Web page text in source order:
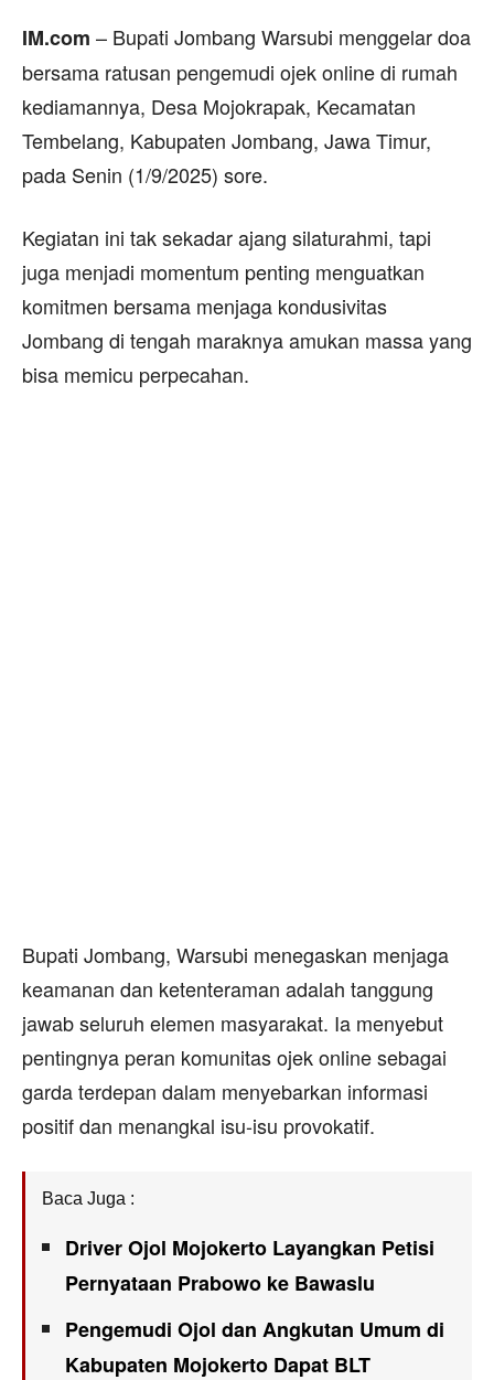
IM.com – Bupati Jombang Warsubi menggelar doa
bersama ratusan pengemudi ojek online di rumah
kediamannya, Desa Mojokrapak, Kecamatan
Tembelang, Kabupaten Jombang, Jawa Timur,
pada Senin (1/9/2025) sore.
Kegiatan ini tak sekadar ajang silaturahmi, tapi
juga menjadi momentum penting menguatkan
komitmen bersama menjaga kondusivitas
Jombang di tengah maraknya amukan massa yang
bisa memicu perpecahan.
Bupati Jombang, Warsubi menegaskan menjaga
keamanan dan ketenteraman adalah tanggung
jawab seluruh elemen masyarakat. Ia menyebut
pentingnya peran komunitas ojek online sebagai
garda terdepan dalam menyebarkan informasi
positif dan menangkal isu-isu provokatif.
Baca Juga :
Driver Ojol Mojokerto Layangkan Petisi
Pernyataan Prabowo ke Bawaslu
Pengemudi Ojol dan Angkutan Umum di
Kabupaten Mojokerto Dapat BLT